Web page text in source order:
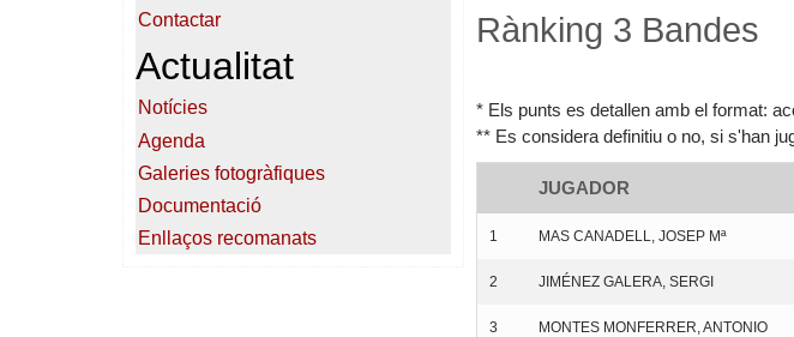
Contactar
Actualitat
Notícies
Agenda
Galeries fotogràfiques
Documentació
Enllaços recomanats
Rànking 3 Bandes
* Els punts es detallen amb el format:
** Es considera definitiu o no, si s'han
JUGADOR
1 MAS CANADELL, JOSEP Mª
2 JIMÉNEZ GALERA, SERGI
3 MONTES MONFERRER, ANTONIO